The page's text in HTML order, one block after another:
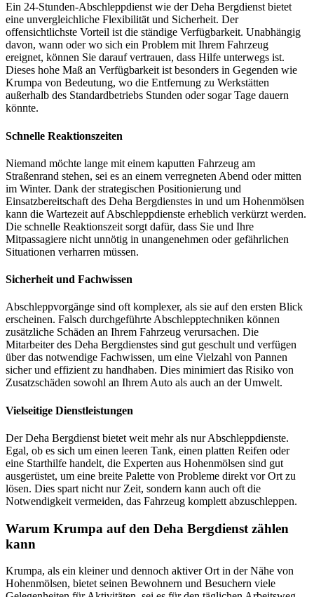
Ein 24-Stunden-Abschleppdienst wie der Deha Bergdienst bietet
eine unvergleichliche Flexibilität und Sicherheit. Der
offensichtlichste Vorteil ist die ständige Verfügbarkeit. Unabhängig
davon, wann oder wo sich ein Problem mit Ihrem Fahrzeug
ereignet, können Sie darauf vertrauen, dass Hilfe unterwegs ist.
Dieses hohe Maß an Verfügbarkeit ist besonders in Gegenden wie
Krumpa von Bedeutung, wo die Entfernung zu Werkstätten
außerhalb des Standardbetriebs Stunden oder sogar Tage dauern
könnte.
Schnelle Reaktionszeiten
Niemand möchte lange mit einem kaputten Fahrzeug am
Straßenrand stehen, sei es an einem verregneten Abend oder mitten
im Winter. Dank der strategischen Positionierung und
Einsatzbereitschaft des Deha Bergdienstes in und um Hohenmölsen
kann die Wartezeit auf Abschleppdienste erheblich verkürzt werden.
Die schnelle Reaktionszeit sorgt dafür, dass Sie und Ihre
Mitpassagiere nicht unnötig in unangenehmen oder gefährlichen
Situationen verharren müssen.
Sicherheit und Fachwissen
Abschleppvorgänge sind oft komplexer, als sie auf den ersten Blick
erscheinen. Falsch durchgeführte Abschlepptechniken können
zusätzliche Schäden an Ihrem Fahrzeug verursachen. Die
Mitarbeiter des Deha Bergdienstes sind gut geschult und verfügen
über das notwendige Fachwissen, um eine Vielzahl von Pannen
sicher und effizient zu handhaben. Dies minimiert das Risiko von
Zusatzschäden sowohl an Ihrem Auto als auch an der Umwelt.
Vielseitige Dienstleistungen
Der Deha Bergdienst bietet weit mehr als nur Abschleppdienste.
Egal, ob es sich um einen leeren Tank, einen platten Reifen oder
eine Starthilfe handelt, die Experten aus Hohenmölsen sind gut
ausgerüstet, um eine breite Palette von Probleme direkt vor Ort zu
lösen. Dies spart nicht nur Zeit, sondern kann auch oft die
Notwendigkeit vermeiden, das Fahrzeug komplett abzuschleppen.
Warum Krumpa auf den Deha Bergdienst zählen
kann
Krumpa, als ein kleiner und dennoch aktiver Ort in der Nähe von
Hohenmölsen, bietet seinen Bewohnern und Besuchern viele